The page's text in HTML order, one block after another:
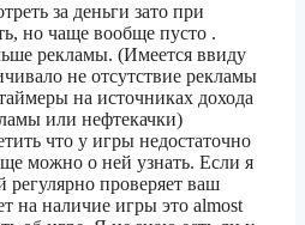
за деньги зато при
но чаще вообще пусто .
рекламы. (Имеется ввиду
не отсутствие рекламы
на источниках дохода
или нефтекачки)
что у игры недостаточно
можно о ней узнать. Если я
регулярно проверяет ваш
на наличие игры это almost